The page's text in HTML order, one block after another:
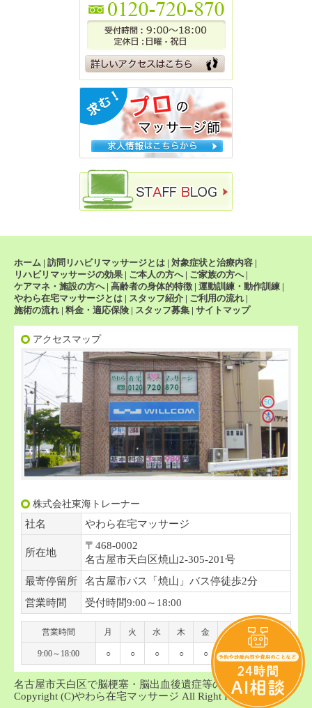
ホーム | 訪問リハビリマッサージとは | 対象症状と治療内容 |
リハビリマッサージの効果 | ご本人の方へ| ご家族の方へ|
ケアマネ・施設の方へ| 高齢者の身体的特徴 | 運動訓練・動作訓練 |
やわら在宅マッサージとは | スタッフ紹介 | ご利用の流れ |
施術の流れ | 料金・適応保険 | スタッフ募集 | サイトマップ
アクセスマップ
株式会社東海トレーナー
社名
やわら在宅マッサージ
所在地
〒468-0002
名古屋市天白区焼山2-305-201号
最寄停留所
名古屋市バス「焼山」バス停徒歩2分
営業時間
受付時間9:00～18:00
営業時間 月 火 水 木 金 土 日
9:00～18:00 ○ ○ ○ ○ ○ ○ - -
名古屋市天白区で脳梗塞・脳出血後遺症等の訪問マッサージ
Copyright (C)やわら在宅マッサージ All Right Reserved.